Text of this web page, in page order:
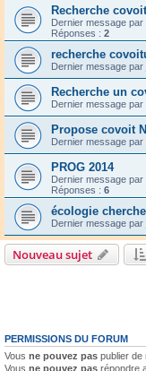
Recherche
Dernier message par
Réponses : 2
recherche
Dernier message par
Recherche un
Dernier message par
Propose covoit
Dernier message par
PROG 2014
Dernier message par
Réponses : 6
écologie
Dernier message par
Nouveau sujet
PERMISSIONS DU FORUM
Vous ne pouvez pas publier de
Vous ne pouvez pas répondre